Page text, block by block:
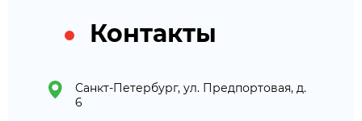
Контакты
Санкт-Петербург, ул. Предпортовая, д.
6